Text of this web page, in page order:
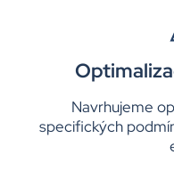
Navrhujeme
specifických